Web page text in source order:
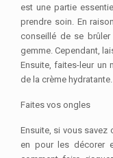
est une partie
prendre soin. En
conseillé de se
gemme. Cependant,
Ensuite, faites-leur un
de la crème hydratante.
Faites vos ongles
Ensuite, si vous
en pour les décorer